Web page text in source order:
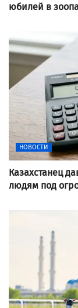
юбилей в
НОВОСТИ
Казахстанец
людям под